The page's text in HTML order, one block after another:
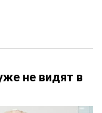
не видят в